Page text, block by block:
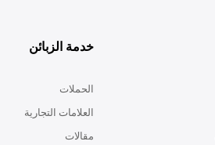
خدمة الزبائن
الحملات
العلامات التجارية
مقالات